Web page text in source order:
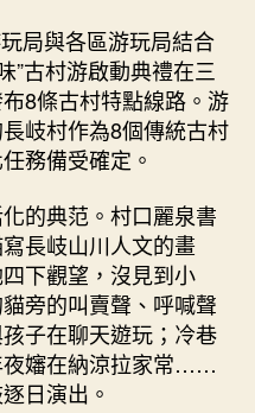
局與各區游玩局結合
”古村游啟動典禮在三
8條古村特點線路。游
岐村作為8個傳統古村
務備受確定。
的典范。村口麗泉書
長岐山川人文的畫
下觀望，沒見到小
旁的叫賣聲、呼喊聲
子在聊天遊玩；冷巷
夜嬸在納涼拉家常……
日演出。